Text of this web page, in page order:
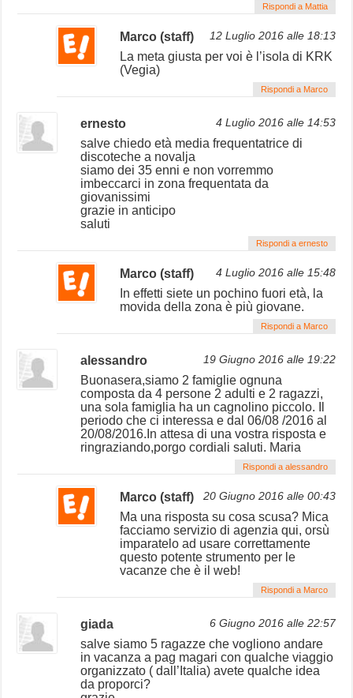
Rispondi a Mattia
Marco (staff) 12 Luglio 2016 alle 18:13
La meta giusta per voi è l’isola di KRK
(Vegia)
Rispondi a Marco
ernesto 4 Luglio 2016 alle 14:53
salve chiedo età media frequentatrice di
discoteche a novalja
siamo dei 35 enni e non vorremmo
imbeccarci in zona frequentata da
giovanissimi
grazie in anticipo
saluti
Rispondi a ernesto
Marco (staff) 4 Luglio 2016 alle 15:48
In effetti siete un pochino fuori età, la
movida della zona è più giovane.
Rispondi a Marco
alessandro 19 Giugno 2016 alle 19:22
Buonasera,siamo 2 famiglie ognuna
composta da 4 persone 2 adulti e 2 ragazzi,
una sola famiglia ha un cagnolino piccolo. Il
periodo che ci interessa e dal 06/08 /2016 al
20/08/2016.In attesa di una vostra risposta e
ringraziando,porgo cordiali saluti. Maria
Rispondi a alessandro
Marco (staff) 20 Giugno 2016 alle 00:43
Ma una risposta su cosa scusa? Mica
facciamo servizio di agenzia qui, orsù
imparatelo ad usare correttamente
questo potente strumento per le
vacanze che è il web!
Rispondi a Marco
giada 6 Giugno 2016 alle 22:57
salve siamo 5 ragazze che vogliono andare
in vacanza a pag magari con qualche viaggio
organizzato ( dall’Italia) avete qualche idea
da proporci?